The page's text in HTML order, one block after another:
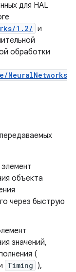
для HAL
1.2/ и
обработки
NeuralNetworks
объекта
через быструю
значений,
(
Timing ),